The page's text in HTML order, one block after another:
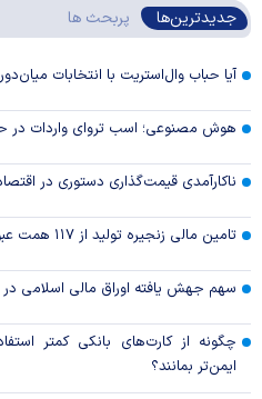
جدیدترین‌ها پربحث ها
آیا حباب وال‌استریت با انتخابات
هوش مصنوعی؛ اسب تروای واردات در
ناکارآمدی قیمت‌گذاری دستوری در
تامین مالی زنجیره تولید از ۱۱۷ همت عبور کرد
سهم جهش یافته اوراق مالی اسلامی در
چگونه از کارت‌های بانکی کمتر
ایمن‌تر بمانند؟